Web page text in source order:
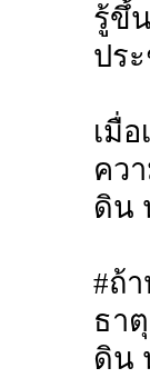
รู้ขึ้
ปร
เมื่
คว
ดิน
#ถ้
ธา
ดิน